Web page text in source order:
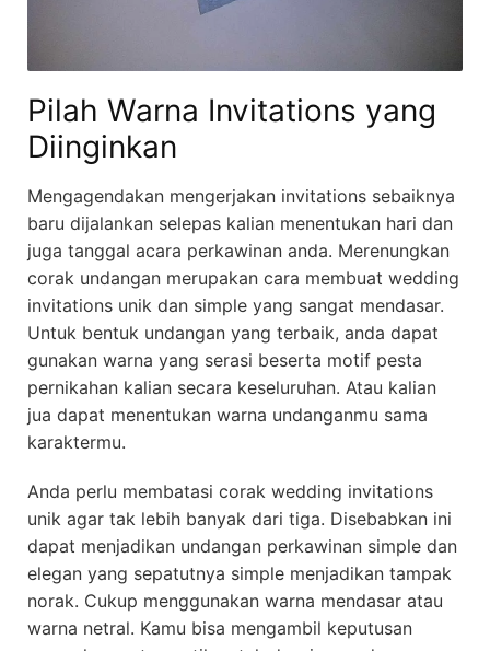
Pilah Warna Invitations yang
Diinginkan
Mengagendakan mengerjakan invitations sebaiknya
baru dijalankan selepas kalian menentukan hari dan
juga tanggal acara perkawinan anda. Merenungkan
corak undangan merupakan cara membuat wedding
invitations unik dan simple yang sangat mendasar.
Untuk bentuk undangan yang terbaik, anda dapat
gunakan warna yang serasi beserta motif pesta
pernikahan kalian secara keseluruhan. Atau kalian
jua dapat menentukan warna undanganmu sama
karaktermu.
Anda perlu membatasi corak wedding invitations
unik agar tak lebih banyak dari tiga. Disebabkan ini
dapat menjadikan undangan perkawinan simple dan
elegan yang sepatutnya simple menjadikan tampak
norak. Cukup menggunakan warna mendasar atau
warna netral. Kamu bisa mengambil keputusan